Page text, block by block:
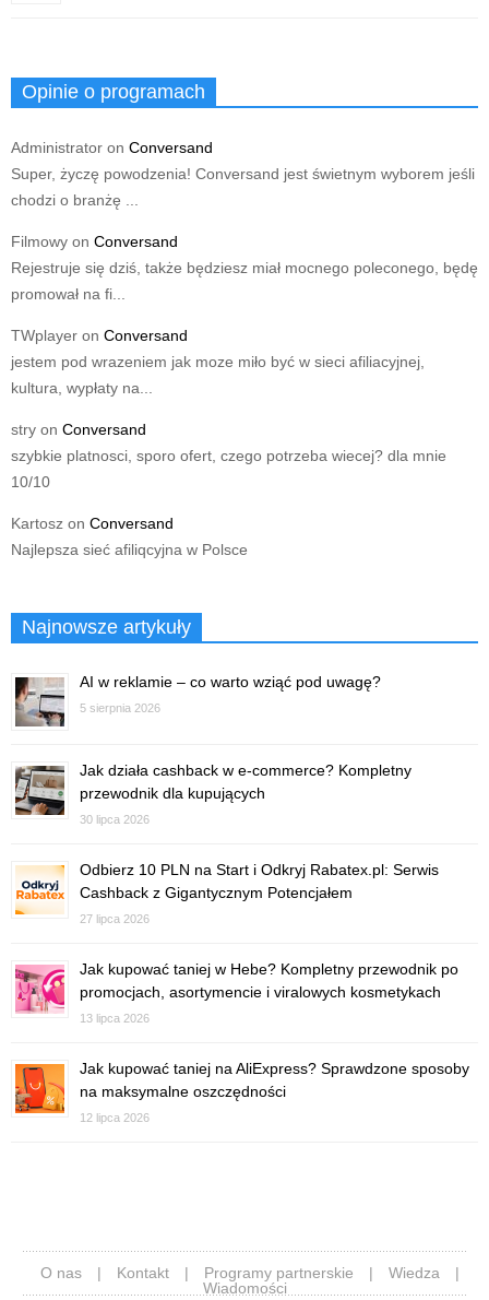
Opinie o programach
Administrator on Conversand
Super, życzę powodzenia! Conversand jest świetnym wyborem jeśli
chodzi o branżę ...
Filmowy on Conversand
Rejestruje się dziś, także będziesz miał mocnego poleconego, będę
promował na fi...
TWplayer on Conversand
jestem pod wrazeniem jak moze miło być w sieci afiliacyjnej,
kultura, wypłaty na...
stry on Conversand
szybkie platnosci, sporo ofert, czego potrzeba wiecej? dla mnie
10/10
Kartosz on Conversand
Najlepsza sieć afiliqcyjna w Polsce
Najnowsze artykuły
AI w reklamie – co warto wziąć pod uwagę?
5 sierpnia 2026
Jak działa cashback w e-commerce? Kompletny
przewodnik dla kupujących
30 lipca 2026
Odbierz 10 PLN na Start i Odkryj Rabatex.pl: Serwis
Cashback z Gigantycznym Potencjałem
27 lipca 2026
Jak kupować taniej w Hebe? Kompletny przewodnik po
promocjach, asortymencie i viralowych kosmetykach
13 lipca 2026
Jak kupować taniej na AliExpress? Sprawdzone sposoby
na maksymalne oszczędności
12 lipca 2026
O nas | Kontakt | Programy partnerskie | Wiedza
|
Wiadomości